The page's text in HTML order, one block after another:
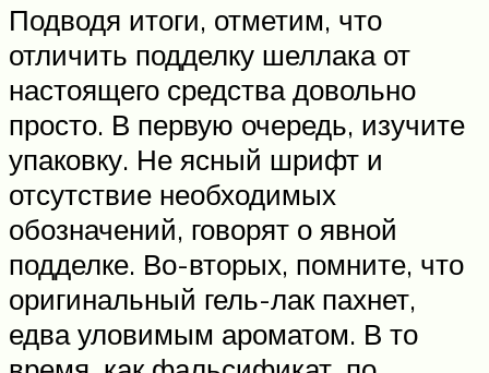
Подводя итоги, отметим, что
отличить подделку шеллака от
настоящего средства довольно
просто. В первую очередь, изучите
упаковку. Не ясный шрифт и
отсутствие необходимых
обозначений, говорят о явной
подделке. Во-вторых, помните, что
оригинальный гель-лак пахнет,
едва уловимым ароматом. В то